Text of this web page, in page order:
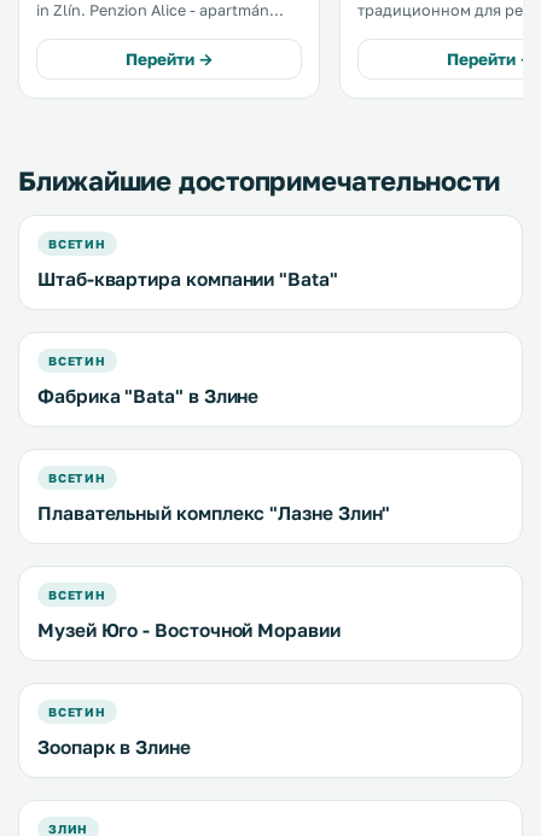
in Zlín. Penzion Alice - apartmán
garden and is 46 km from Velké
Karlovice. Free WiFi is available .
There is a dining area and a
Перейти →
традиционном для
окраине города Злин. .
Перейти →
Ближайшие достопримечательности
ВСЕТИН
Штаб-квартира компании "Bata"
ВСЕТИН
Фабрика "Bata" в Злине
ВСЕТИН
Плавательный комплекс "Лазне Злин"
ВСЕТИН
Музей Юго - Восточной Моравии
ВСЕТИН
Зоопарк в Злине
ЗЛИН